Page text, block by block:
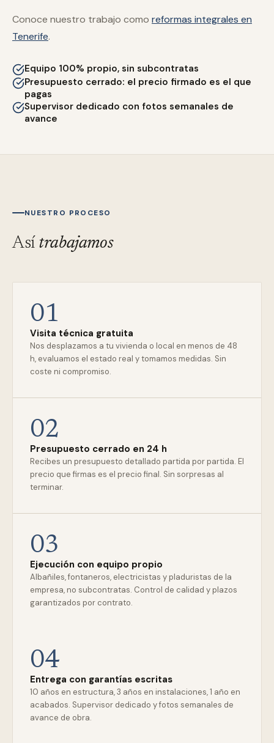
Conoce nuestro trabajo como reformas integrales en
Tenerife.
Equipo 100% propio, sin subcontratas
Presupuesto cerrado: el precio firmado es el que
pagas
Supervisor dedicado con fotos semanales de
avance
NUESTRO PROCESO
Así trabajamos
01
Visita técnica gratuita
Nos desplazamos a tu vivienda o local en menos de 48
h, evaluamos el estado real y tomamos medidas. Sin
coste ni compromiso.
02
Presupuesto cerrado en 24 h
Recibes un presupuesto detallado partida por partida. El
precio que firmas es el precio final. Sin sorpresas al
terminar.
03
Ejecución con equipo propio
Albañiles, fontaneros, electricistas y pladuristas de la
empresa, no subcontratas. Control de calidad y plazos
garantizados por contrato.
04
Entrega con garantías escritas
10 años en estructura, 3 años en instalaciones, 1 año en
acabados. Supervisor dedicado y fotos semanales de
avance de obra.